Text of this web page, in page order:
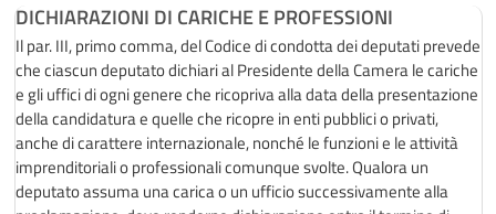
DICHIARAZIONI DI CARICHE E PROFESSIONI
Il par. III, primo comma, del Codice di condotta dei deputati prevede
che ciascun deputato dichiari al Presidente della Camera le cariche
e gli uffici di ogni genere che ricopriva alla data della presentazione
della candidatura e quelle che ricopre in enti pubblici o privati,
anche di carattere internazionale, nonché le funzioni e le attività
imprenditoriali o professionali comunque svolte. Qualora un
deputato assuma una carica o un ufficio successivamente alla